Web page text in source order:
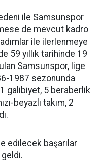
ile Samsunspor
de mevcut kadro
ile ilerlenmeye
59 yıllık tarihinde 19
Samsunspor, lige
1987 sezonunda
galibiyet, 5 beraberlik
beyazlı takım, 2
edilecek başarılar